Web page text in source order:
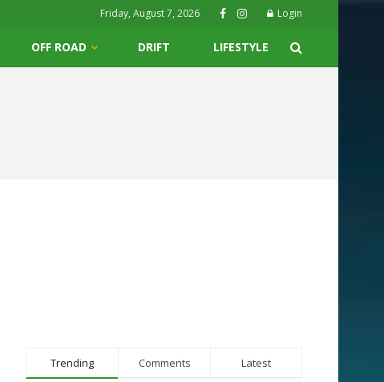
Friday, August 7, 2026 Login
OFF ROAD DRIFT LIFESTYLE
Trending Comments Latest